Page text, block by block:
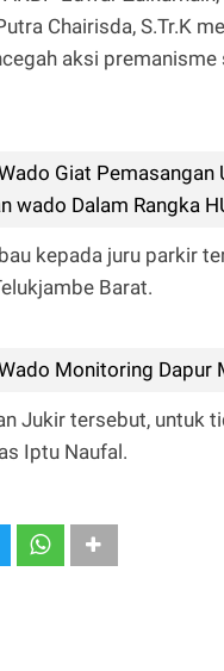
Chairisda, S.Tr.K
aksi
Giat
wado Dalam Rangka
kepada juru parkir
Barat.
Monitoring Dapur
Jukir tersebut, untuk
Iptu Naufal.